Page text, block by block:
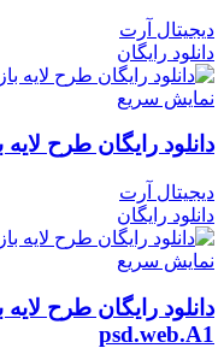
دیجیتال آرت
دانلود رایگان
نمایش سریع
دانلود رایگان طرح
دیجیتال آرت
دانلود رایگان
نمایش سریع
دانلود رایگان طرح
psd.web.A1